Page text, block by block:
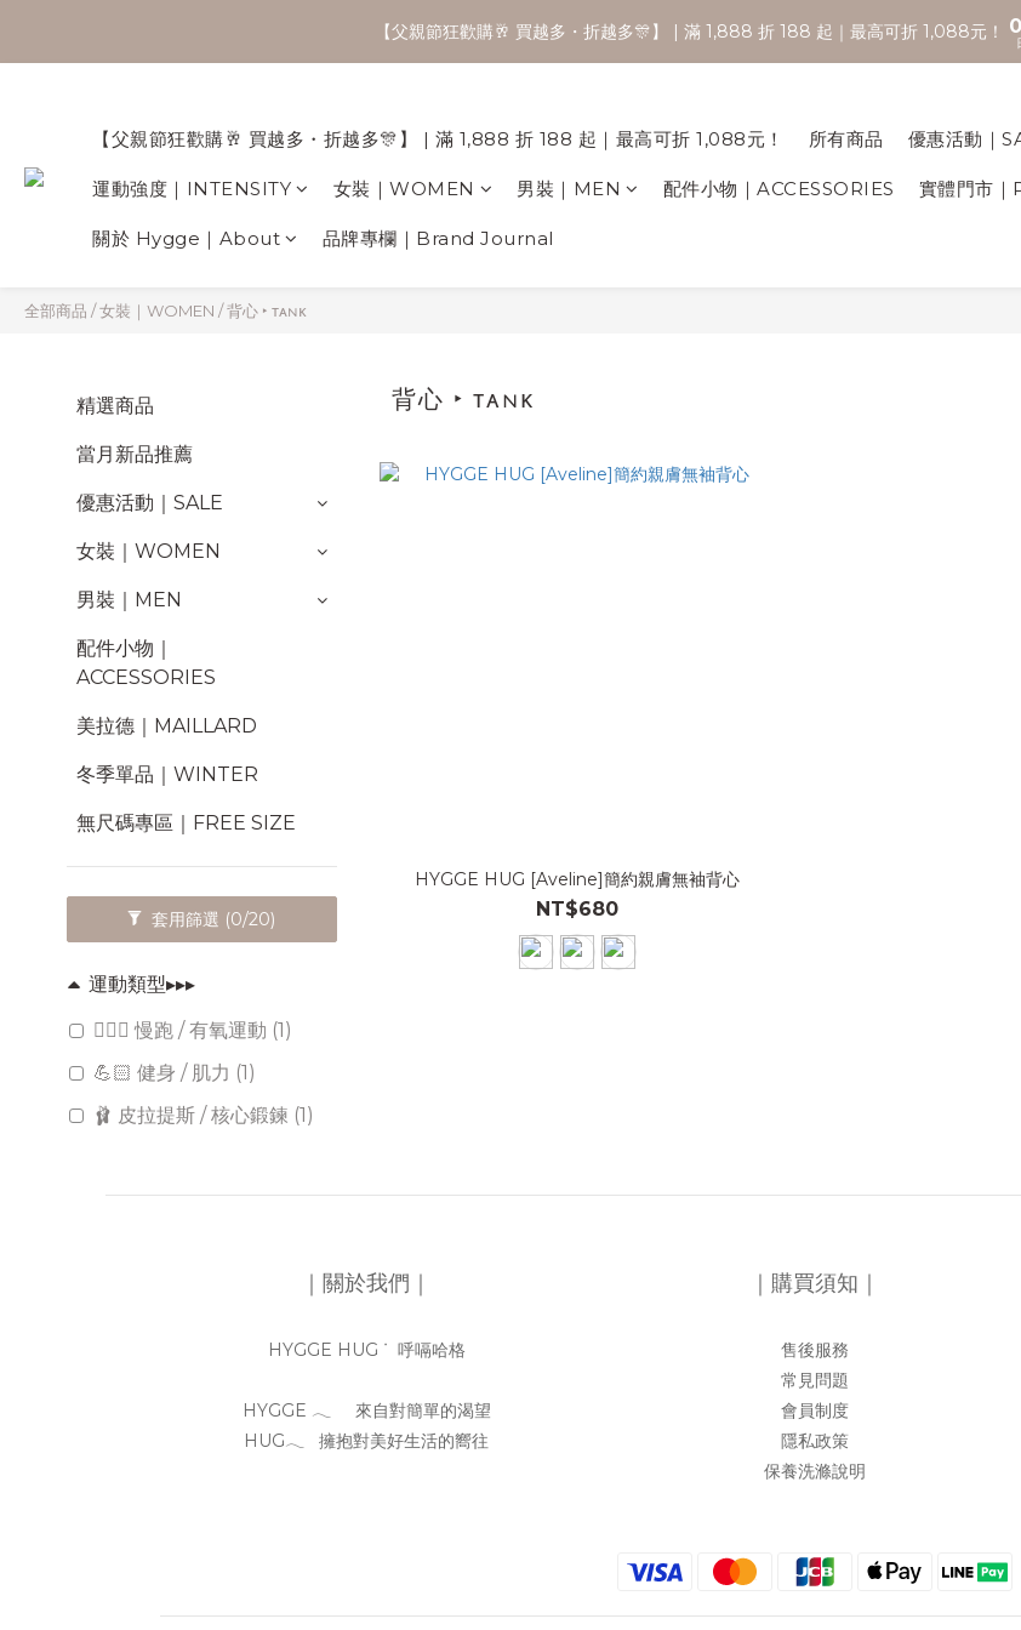
🚚 全館滿2000享免運 💨
【父親節狂歡購🥂 買越多・折越多🎊】 | 滿 1,888 折 188 起｜最高可折 1,088元！
0
【父親節狂歡購🥂 買越多・折越多🎊】 | 滿 1,888 折 188 起｜最高可折 1,088元！ 所有商品 優惠活動｜
運動強度｜INTENSITY 女裝｜WOMEN 男裝｜MEN 配件小物｜ACCESSORIES 實體門市
關於 Hygge｜About 品牌專欄｜Brand Journal
全部商品 /女裝｜WOMEN /背心 ‣ ᴛᴀɴᴋ
精選商品
當月新品推薦
優惠活動｜SALE
女裝｜WOMEN
男裝｜MEN
配件小物｜
ACCESSORIES
美拉德｜MAILLARD
冬季單品｜WINTER
無尺碼專區｜FREE SIZE
套用篩選 (0/20)
運動類型▸▸▸
🏃🏻‍♀️ 慢跑 / 有氧運動 (1)
💪🏻 健身 / 肌力 (1)
🩰 皮拉提斯 / 核心鍛鍊 (1)
背心 ‣ ᴛᴀɴᴋ
HYGGE HUG [Aveline]簡約親膚無袖背心
NT$680
｜關於我們｜
HYGGE HUG ᐝ 呼嗝哈格
HYGGE 𓂃 來自對簡單的渴望
HUG𓂃 擁抱對美好生活的嚮往
｜購買須知｜
售後服務
常見問題
會員制度
隱私政策
保養洗滌說明